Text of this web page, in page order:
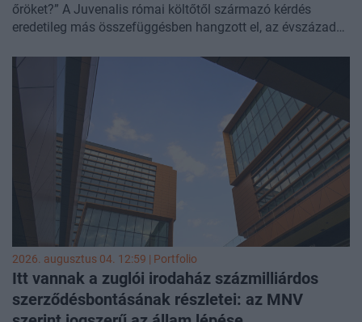
őröket?” A Juvenalis római költőtől származó kérdés
eredetileg más összefüggésben hangzott el, az évszázadok
legtömörebb megfogalmazásává vált. Általános
értelemben arra a problémára utal, hogyan lehet ellenőrizni
azokat, akik maguk is felügyeleti, vizsgálati vagy
kényszerítő hatalommal rendelkeznek. A kérdés különösen
időszerű a Nemzeti Vagyonvisszaszerzési és
Vagyonvédelmi Hivatal (NVHH) létrehozásakor. A latin
mottó e cikk központi szervezőelve lett: a hatalommal
rendelkező ellenőrző szerv ellenőrizhetőségének
problémáját kapcsolja össze az intézményi
közgazdaságtan érveivel.
2026. augusztus 04. 12:59 | Portfolio
Itt vannak a zuglói irodaház százmilliárdos
szerződésbontásának részletei: az MNV